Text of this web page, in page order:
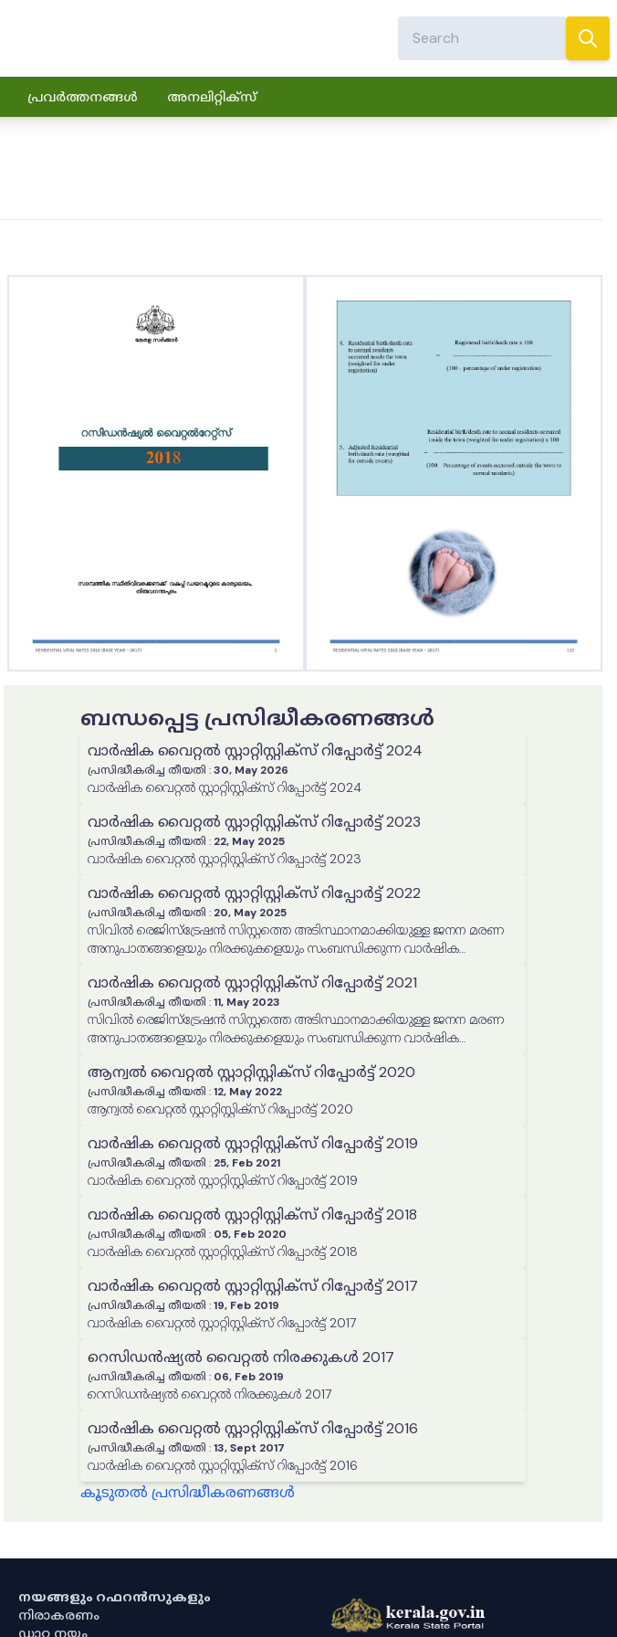
പ്രവർത്തനങ്ങൾ അനലിറ്റിക്സ്
ബന്ധപ്പെട്ട പ്രസിദ്ധീകരണങ്ങൾ
വാർഷിക വൈറ്റൽ സ്റ്റാറ്റിസ്റ്റിക്‌സ് റിപ്പോർട്ട് 2024
പ്രസിദ്ധീകരിച്ച തീയതി :30, May 2026
വാർഷിക വൈറ്റൽ സ്റ്റാറ്റിസ്റ്റിക്‌സ് റിപ്പോർട്ട് 2024
വാർഷിക വൈറ്റൽ സ്റ്റാറ്റിസ്റ്റിക്‌സ് റിപ്പോർട്ട് 2023
പ്രസിദ്ധീകരിച്ച തീയതി : 22, May 2025
വാർഷിക വൈറ്റൽ സ്റ്റാറ്റിസ്റ്റിക്‌സ് റിപ്പോർട്ട് 2023
വാർഷിക വൈറ്റൽ സ്റ്റാറ്റിസ്റ്റിക്‌സ് റിപ്പോർട്ട് 2022
പ്രസിദ്ധീകരിച്ച തീയതി : 20, May 2025
സിവിൽ രെജിസ്ട്രേഷൻ സിസ്റ്റത്തെ അടിസ്ഥാനമാക്കിയുള്ള ജനന മരണ
അനുപാതങ്ങളെയും നിരക്കുകളെയും സംബന്ധിക്കുന്ന വാർഷിക
വാർഷിക വൈറ്റൽ സ്റ്റാറ്റിസ്റ്റിക്‌സ് റിപ്പോർട്ട് 2021
പ്രസിദ്ധീകരിച്ച തീയതി :11, May 2023
സിവിൽ രെജിസ്ട്രേഷൻ സിസ്റ്റത്തെ അടിസ്ഥാനമാക്കിയുള്ള ജനന മരണ
അനുപാതങ്ങളെയും നിരക്കുകളെയും സംബന്ധിക്കുന്ന വാർഷിക
ആന്വൽ വൈറ്റൽ സ്റ്റാറ്റിസ്റ്റിക്‌സ് റിപ്പോർട്ട് 2020
പ്രസിദ്ധീകരിച്ച തീയതി :12, May 2022
ആന്വൽ വൈറ്റൽ സ്റ്റാറ്റിസ്റ്റിക്‌സ് റിപ്പോർട്ട് 2020
വാർഷിക വൈറ്റൽ സ്റ്റാറ്റിസ്റ്റിക്‌സ് റിപ്പോർട്ട് 2019
പ്രസിദ്ധീകരിച്ച തീയതി : 25, Feb 2021
വാർഷിക വൈറ്റൽ സ്റ്റാറ്റിസ്റ്റിക്‌സ് റിപ്പോർട്ട് 2019
വാർഷിക വൈറ്റൽ സ്റ്റാറ്റിസ്റ്റിക്‌സ് റിപ്പോർട്ട് 2018
പ്രസിദ്ധീകരിച്ച തീയതി : 05, Feb 2020
വാർഷിക വൈറ്റൽ സ്റ്റാറ്റിസ്റ്റിക്‌സ് റിപ്പോർട്ട് 2018
വാർഷിക വൈറ്റൽ സ്റ്റാറ്റിസ്റ്റിക്‌സ് റിപ്പോർട്ട് 2017
പ്രസിദ്ധീകരിച്ച തീയതി :19, Feb 2019
വാർഷിക വൈറ്റൽ സ്റ്റാറ്റിസ്റ്റിക്‌സ് റിപ്പോർട്ട് 2017
റെസിഡൻഷ്യൽ വൈറ്റൽ നിരക്കുകൾ 2017
പ്രസിദ്ധീകരിച്ച തീയതി : 06, Feb 2019
റെസിഡൻഷ്യൽ വൈറ്റൽ നിരക്കുകൾ 2017
വാർഷിക വൈറ്റൽ സ്റ്റാറ്റിസ്റ്റിക്‌സ് റിപ്പോർട്ട് 2016
പ്രസിദ്ധീകരിച്ച തീയതി :13, Sept 2017
വാർഷിക വൈറ്റൽ സ്റ്റാറ്റിസ്റ്റിക്‌സ് റിപ്പോർട്ട് 2016
കൂടുതൽ പ്രസിദ്ധീകരണങ്ങൾ
നയങ്ങളും റഫറൻസുകളും
നിരാകരണം
ഡാറ്റ നയം